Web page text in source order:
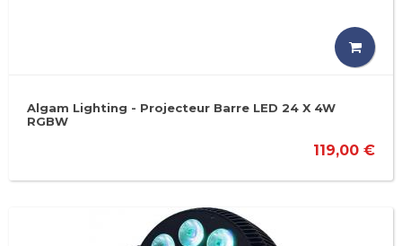
Algam Lighting - Projecteur Barre LED 24 X 4W
RGBW
119,00 €